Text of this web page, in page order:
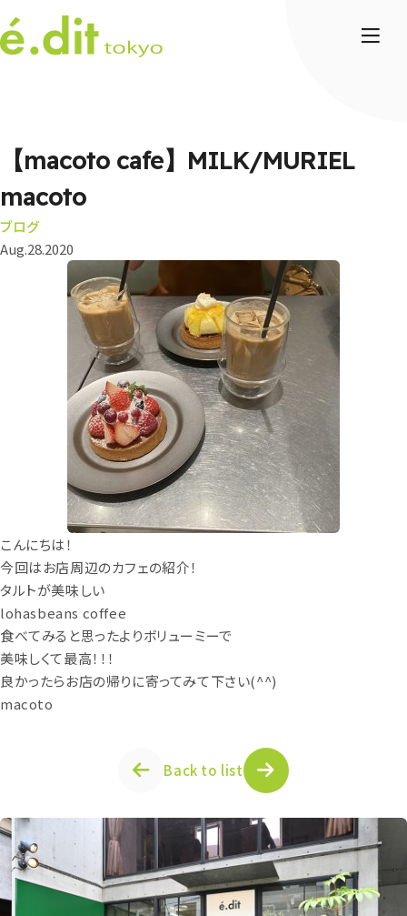
【macoto cafe】MILK/MURIEL
macoto
ブログ
Aug.28.2020
こんにちは！
今回はお店周辺のカフェの紹介！
タルトが美味しい
lohasbeans coffee
食べてみると思ったよりボリューミーで
美味しくて最高！！！
良かったらお店の帰りに寄ってみて下さい(^^)
macoto
Back to list